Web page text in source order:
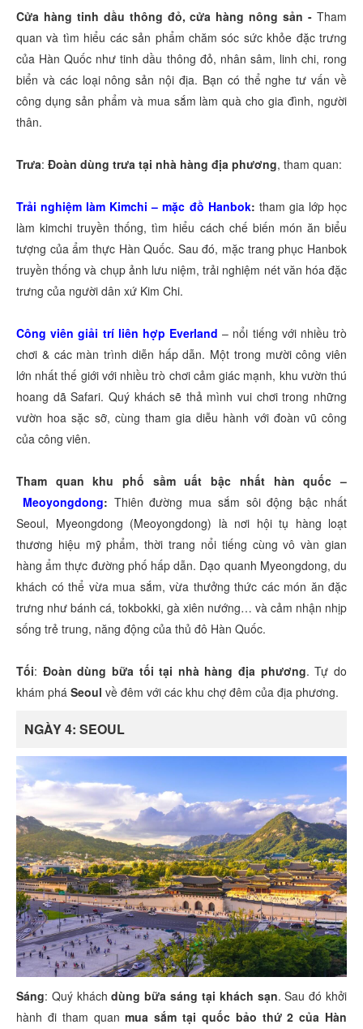
Cửa hàng tinh dầu thông đỏ, cửa hàng nông sản - Tham
quan và tìm hiểu các sản phẩm chăm sóc sức khỏe đặc trưng
của Hàn Quốc như tinh dầu thông đỏ, nhân sâm, linh chi, rong
biển và các loại nông sản nội địa. Bạn có thể nghe tư vấn về
công dụng sản phẩm và mua sắm làm quà cho gia đình, người
thân.
Trưa: Đoàn dùng trưa tại nhà hàng địa phương, tham quan:
Trải nghiệm làm Kimchi – mặc đồ Hanbok: tham gia lớp học
làm kimchi truyền thống, tìm hiểu cách chế biến món ăn biểu
tượng của ẩm thực Hàn Quốc. Sau đó, mặc trang phục Hanbok
truyền thống và chụp ảnh lưu niệm, trải nghiệm nét văn hóa đặc
trưng của người dân xứ Kim Chi.
Công viên giải trí liên hợp Everland – nổi tiếng với nhiều trò
chơi & các màn trình diễn hấp dẫn. Một trong mười công viên
lớn nhất thế giới với nhiều trò chơi cảm giác mạnh, khu vườn thú
hoang dã Safari. Quý khách sẽ thả mình vui chơi trong những
vườn hoa sặc sỡ, cùng tham gia diễu hành với đoàn vũ công
của công viên.
Tham quan khu phố sầm uất bậc nhất hàn quốc –
Meoyongdong: Thiên đường mua sắm sôi động bậc nhất
Seoul, Myeongdong (Meoyongdong) là nơi hội tụ hàng loạt
thương hiệu mỹ phẩm, thời trang nổi tiếng cùng vô vàn gian
hàng ẩm thực đường phố hấp dẫn. Dạo quanh Myeongdong, du
khách có thể vừa mua sắm, vừa thưởng thức các món ăn đặc
trưng như bánh cá, tokbokki, gà xiên nướng… và cảm nhận nhịp
sống trẻ trung, năng động của thủ đô Hàn Quốc.
Tối: Đoàn dùng bữa tối tại nhà hàng địa phương. Tự do
khám phá Seoul về đêm với các khu chợ đêm của địa phương.
NGÀY 4: SEOUL
Sáng: Quý khách dùng bữa sáng tại khách sạn. Sau đó khởi
hành đi tham quanmua sắm tại quốc bảo thứ 2 của Hàn